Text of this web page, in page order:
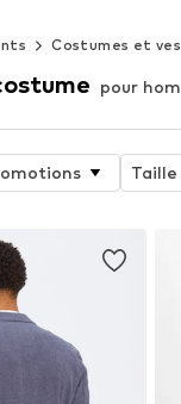
Costumes et
pour
Taille